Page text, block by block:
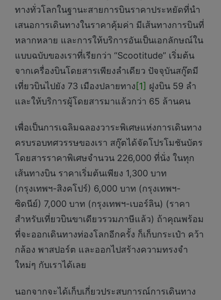
ทางทั่วโลกในฐานะสายการบินราคาประหยัดที่นำ
เสนอการเดินทางในราคาคุ้มค่า มีเส้นทางการบินที่
หลากหลาย และการให้บริการอันเป็นเอกลักษณ์ใน
แบบฉบับของเราที่เรียกว่า “Scootitude” เริ่มต้น
จากเครื่องบินโดยสารเพียงลำเดียว ปัจจุบันสกู๊ตมี
เที่ยวบินไปยัง 73 เมืองปลายทาง[1] ฝูงบิน 59 ลำ
และให้บริการผู้โดยสารมาแล้วกว่า 65 ล้านคน
เพื่อเป็นการเฉลิมฉลองวาระพิเศษแห่งการเดินทาง
ครบรอบทศวรรษของเรา สกู๊ตได้จัดโปรโมชันบัตร
โดยสารราคาพิเศษจำนวน 226,000 ที่นั่ง ในทุก
เส้นทางบิน ราคาเริ่มต้นเพียง 1,300 บาท
(กรุงเทพฯ-สิงคโปร์) 6,000 บาท (กรุงเทพฯ-
ซิดนีย์) 7,000 บาท (กรุงเทพฯ-เบอร์ลิน) (ราคา
สำหรับเที่ยวบินขาเดียวรวมภาษีแล้ว) ถ้าคุณพร้อม
ที่จะออกเดินทางท่องโลกอีกครั้ง ก็เก็บกระเป๋า คว้า
กล้อง พาสปอร์ต และออกไปสร้างความทรงจำ
ใหม่ๆ กับเราได้เลย
นอกจากจะได้เก็บเกี่ยวประสบการณ์การเดินทาง